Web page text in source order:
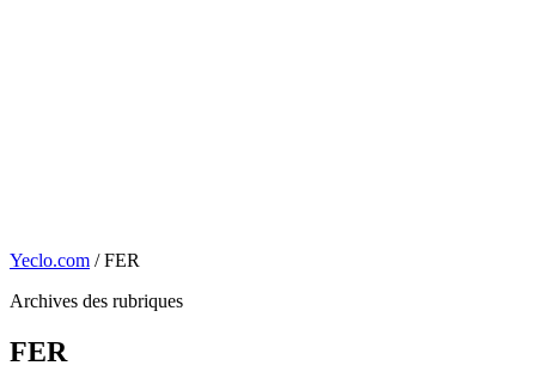
Yeclo.com / FER
Archives des rubriques
FER